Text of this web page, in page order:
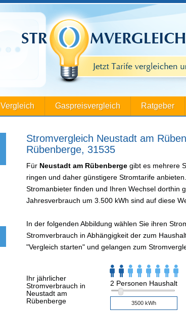
Vergleich Gaspreisvergleich Ratgeber
Stromvergleich Neustadt am
Rübenberge, 31535
Für Neustadt am Rübenberge gibt es mehrere
ringen und daher günstigere Stromtarife
Stromanbieter finden und Ihren Wechsel dorthin
Jahresverbrauch um 3.500 kWh sind auf diese
In der folgenden Abbildung wählen Sie ihren
Stromverbrauch in Abhängigkeit der zum
"Vergleich starten" und gelangen zum
Ihr jährlicher
Stromverbrauch in
Neustadt am
Rübenberge
2 Personen Haushalt